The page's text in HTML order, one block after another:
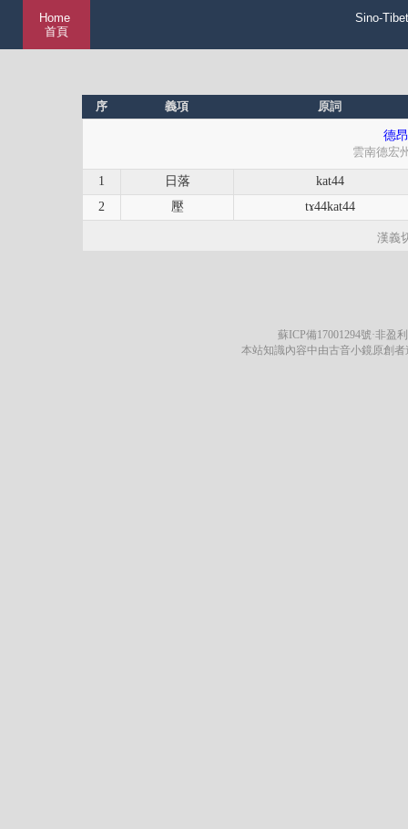
Home
首頁
Sino-
序 義項 原詞
德
雲南德宏
1 日落
kat44
2
壓 tɤ44kat44
漢義
蘇ICP備17001294號·非盈
本站知識內容中由古音小鏡原創